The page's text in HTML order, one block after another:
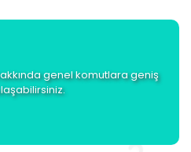
genel komutlara geniş